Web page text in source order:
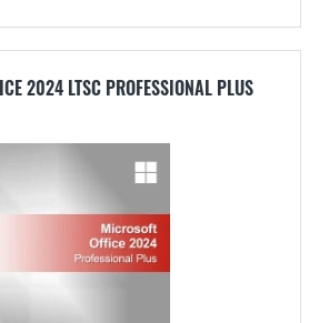
2024 LTSC PROFESSIONAL PLUS